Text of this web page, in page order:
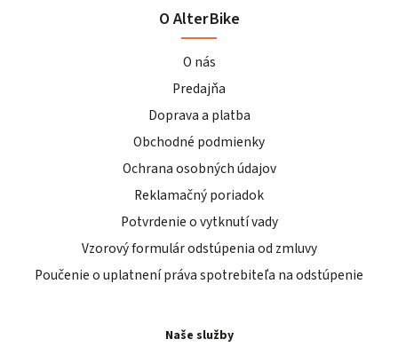
O AlterBike
O nás
Predajňa
Doprava a platba
Obchodné podmienky
Ochrana osobných údajov
Reklamačný poriadok
Potvrdenie o vytknutí vady
Vzorový formulár odstúpenia od zmluvy
Poučenie o uplatnení práva spotrebiteľa na odstúpenie
Naše služby